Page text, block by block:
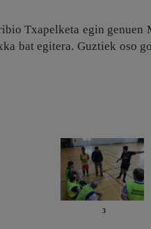
Txapelketa egin genuen
bat egitera. Guztiek oso
3